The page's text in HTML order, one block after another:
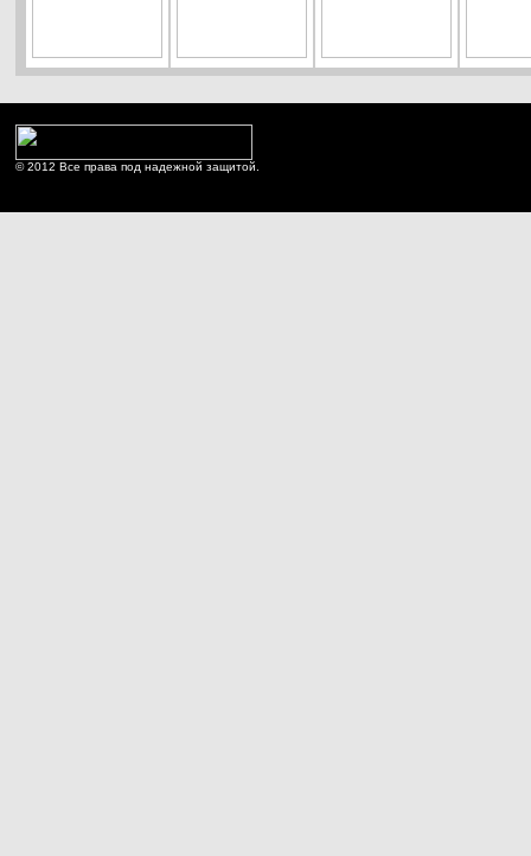
© 2012 Все права под надежной защитой.